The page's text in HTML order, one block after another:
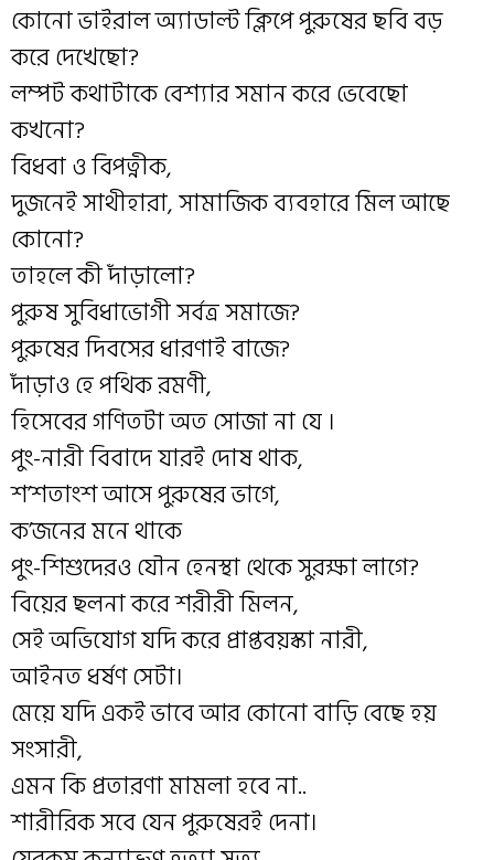
কোনো ভাইরাল অ্যাডাল্ট ক্লিপে পুরুষের ছবি বড়
করে দেখেছো?
লম্পট কথাটাকে বেশ্যার সমান করে ভেবেছো
কখনো?
বিধবা ও বিপত্নীক,
দুজনেই সাথীহারা, সামাজিক ব্যবহারে মিল আছে
কোনো?
তাহলে কী দাঁড়ালো?
পুরুষ সুবিধাভোগী সর্বত্র সমাজে?
পুরুষের দিবসের ধারণাই বাজে?
দাঁড়াও হে পথিক রমণী,
হিসেবের গণিতটা অত সোজা না যে ।
পুং-নারী বিবাদে যারই দোষ থাক,
শ’শতাংশ আসে পুরুষের ভাগে,
ক’জনের মনে থাকে
পুং-শিশুদেরও যৌন হেনস্থা থেকে সুরক্ষা লাগে?
বিয়ের ছলনা করে শরীরী মিলন,
সেই অভিযোগ যদি করে প্রাপ্তবয়স্কা নারী,
আইনত ধর্ষণ সেটা।
মেয়ে যদি একই ভাবে আর কোনো বাড়ি বেছে হয়
সংসারী,
এমন কি প্রতারণা মামলা হবে না..
শারীরিক সবে যেন পুরুষেরই দেনা।